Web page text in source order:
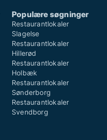
Populære søgninger
Restaurantlokaler
Slagelse
Restaurantlokaler
Hillerød
Restaurantlokaler
Holbæk
Restaurantlokaler
Sønderborg
Restaurantlokaler
Svendborg